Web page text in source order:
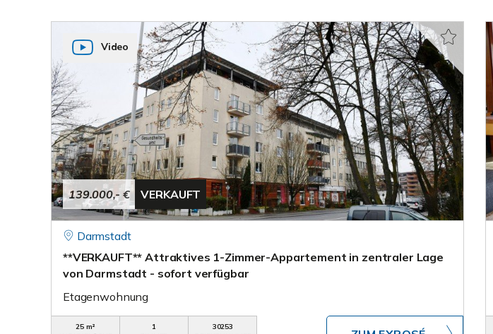
139.000,- € VERKAUFT
Video
Darmstadt
**VERKAUFT** Attraktives 1-Zimmer-Appartement in zentraler Lage
von Darmstadt - sofort verfügbar
Etagenwohnung
25 m²
1
30253